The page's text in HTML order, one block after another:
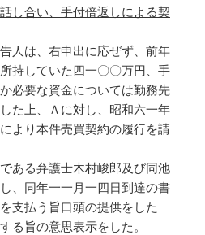
し合い、手付倍返しによる契
人は、右申出に応ぜず、前年
持していた四一〇〇万円、手
必要な資金については勤務先
た上、Ａに対し、昭和六一年
より本件売買契約の履行を請
ある弁護士木村峻郎及び同池
、同年一一月一四日到達の書
支払う旨口頭の提供をした
る旨の意思表示をした。